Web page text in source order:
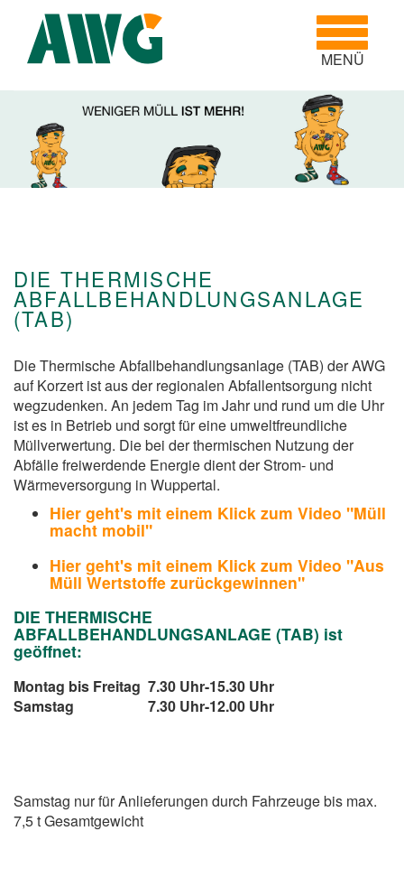
Toggle
MENÜ
DIE THERMISCHE
ABFALLBEHANDLUNGSANLAGE
(TAB)
Die Thermische Abfallbehandlungsanlage (TAB) der AWG
auf Korzert ist aus der regionalen Abfallentsorgung nicht
wegzudenken. An jedem Tag im Jahr und rund um die Uhr
ist es in Betrieb und sorgt für eine umweltfreundliche
Müllverwertung. Die bei der thermischen Nutzung der
Abfälle freiwerdende Energie dient der Strom- und
Wärmeversorgung in Wuppertal.
Hier geht's mit einem Klick zum Video "Müll
macht mobil"
Hier geht's mit einem Klick zum Video "Aus
Müll Wertstoffe zurückgewinnen"
DIE THERMISCHE
ABFALLBEHANDLUNGSANLAGE (TAB) ist
geöffnet:
Montag bis Freitag 7.30 Uhr-15.30 Uhr
Samstag
7.30 Uhr-12.00 Uhr
Samstag nur für Anlieferungen durch Fahrzeuge bis max.
7,5 t Gesamtgewicht